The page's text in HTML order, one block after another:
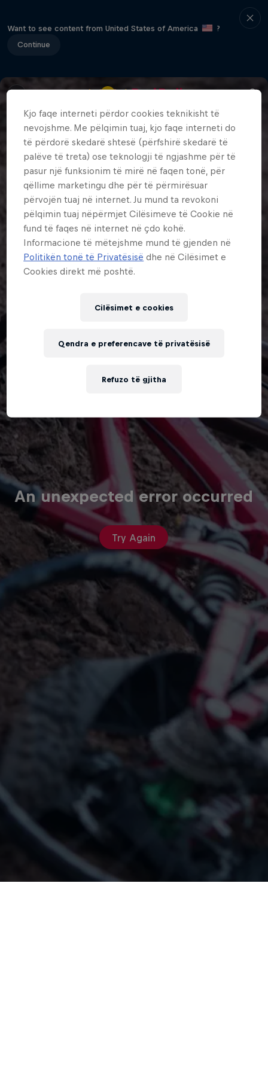
Want to see content from United States of America
?
Continue
An unexpected error occurred
Try Again
Kjo faqe interneti përdor cookies teknikisht të
nevojshme. Me pëlqimin tuaj, kjo faqe interneti do
të përdorë skedarë shtesë (përfshirë skedarë të
palëve të treta) ose teknologji të ngjashme për të
pasur një funksionim të mirë në faqen tonë, për
qëllime marketingu dhe për të përmirësuar
përvojën tuaj në internet. Ju mund ta revokoni
pëlqimin tuaj nëpërmjet Cilësimeve të Cookie në
fund të faqes në internet në çdo kohë.
Informacione të mëtejshme mund të gjenden në
Politikën tonë të Privatësisë dhe në Cilësimet e
Cookies direkt më poshtë.
Cilësimet e cookies
Refuzo të gjitha
Qendra e preferencave të privatësisë